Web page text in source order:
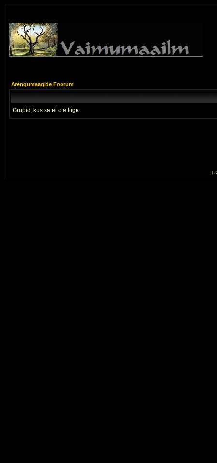
Arengumaagide Foorum
Grupid, kus sa ei ole liige
©